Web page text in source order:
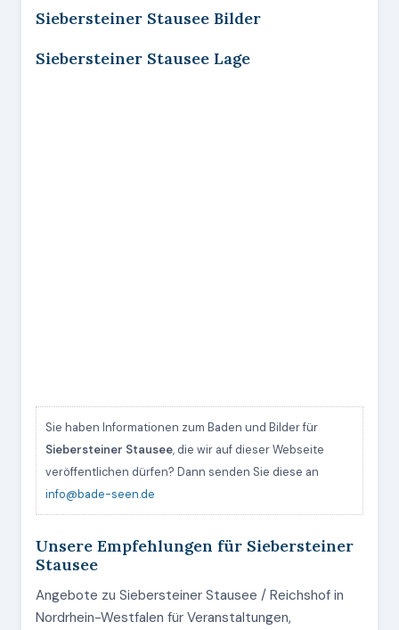
Siebersteiner Stausee Bilder
Siebersteiner Stausee Lage
Sie haben Informationen zum Baden und Bilder für
Siebersteiner Stausee, die wir auf dieser Webseite
veröffentlichen dürfen? Dann senden Sie diese an
info@bade-seen.de
Unsere Empfehlungen für Siebersteiner
Stausee
Angebote zu Siebersteiner Stausee / Reichshof in
Nordrhein-Westfalen für Veranstaltungen,